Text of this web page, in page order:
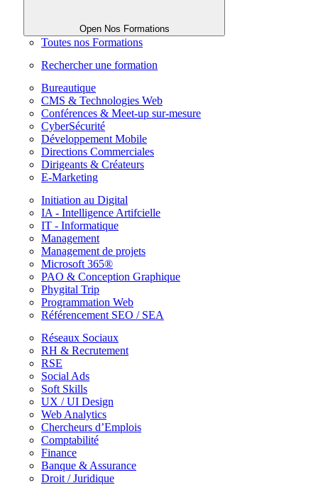
Open Nos Formations
Toutes nos Formations
Rechercher une formation
Bureautique
CMS & Technologies Web
Conférences & Meet-up sur-mesure
CyberSécurité
Développement Mobile
Directions Commerciales
Dirigeants & Créateurs
E-Marketing
Initiation au Digital
IA - Intelligence Artifcielle
IT - Informatique
Management
Management de projets
Microsoft 365®
PAO & Conception Graphique
Phygital Trip
Programmation Web
Référencement SEO / SEA
Réseaux Sociaux
RH & Recrutement
RSE
Social Ads
Soft Skills
UX / UI Design
Web Analytics
Chercheurs d’Emplois
Comptabilité
Finance
Banque & Assurance
Droit / Juridique